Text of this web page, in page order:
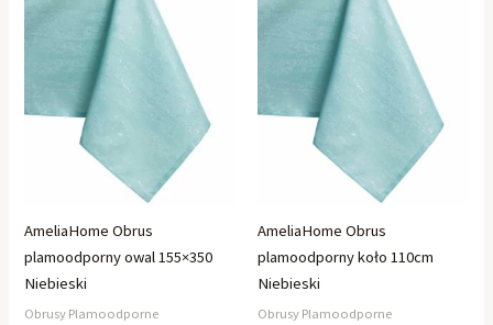
AmeliaHome Obrus
plamoodporny owal 155×350
Niebieski
Obrusy Plamoodporne
AmeliaHome Obrus
plamoodporny koło 110cm
Niebieski
Obrusy Plamoodporne